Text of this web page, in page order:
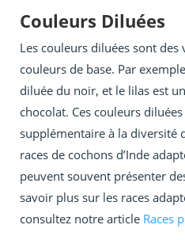
Couleurs Diluées
Les couleurs diluées sont
couleurs de base. Par
diluée du noir, et le lilas est
chocolat. Ces couleurs
supplémentaire à la diversité
races de cochons d’Inde
peuvent souvent présenter
savoir plus sur les races
consultez notre article Races